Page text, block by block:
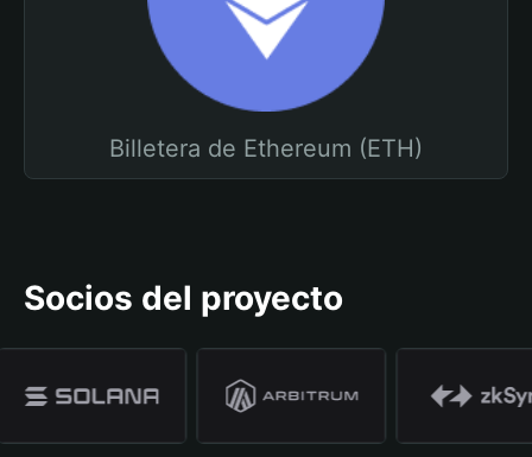
Billetera de Ethereum (ETH)
Socios del proyecto